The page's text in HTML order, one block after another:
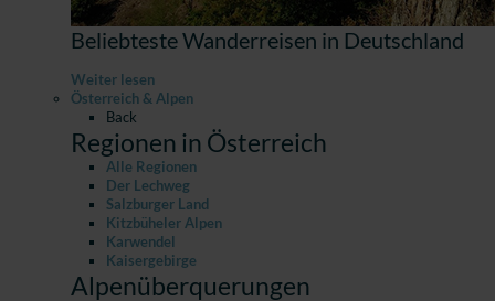
Beliebteste Wanderreisen in Deutschland
Weiter lesen
Österreich & Alpen
Back
Regionen in Österreich
Alle Regionen
Der Lechweg
Salzburger Land
Kitzbüheler Alpen
Karwendel
Kaisergebirge
Alpenüberquerungen